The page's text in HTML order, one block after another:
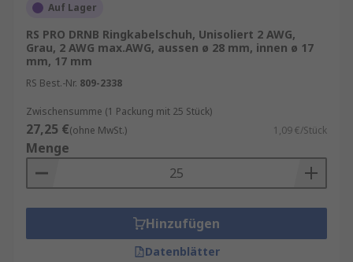
Auf Lager
RS PRO DRNB Ringkabelschuh, Unisoliert 2 AWG,
Grau, 2 AWG max.AWG, aussen ø 28 mm, innen ø 17
mm, 17 mm
RS Best.-Nr. 809-2338
Zwischensumme (1 Packung mit 25 Stück)
27,25 €(ohne MwSt.) 1,09 €/Stück
Menge
Hinzufügen
Datenblätter